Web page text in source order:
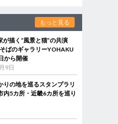
もっと見る
が描く“風景と猫”の共演
ばのギャラリーYOHAKU
から開催
9日
りの地を巡るスタンプラリ
5カ所・近畿6カ所を巡り